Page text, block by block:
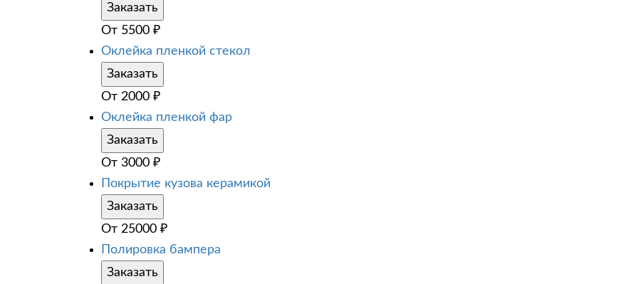
Заказать
От 5500 ₽
Оклейка пленкой стекол
Заказать
От 2000 ₽
Оклейка пленкой фар
Заказать
От 3000 ₽
Покрытие кузова керамикой
Заказать
От 25000 ₽
Полировка бампера
Заказать